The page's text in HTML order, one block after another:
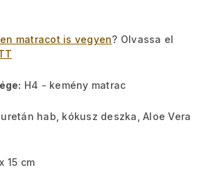
matracot is vegyen? Olvassa el
H4 - kemény matrac
hab, kókusz deszka, Aloe Vera
15 cm